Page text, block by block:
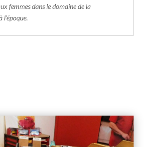
femmes dans le domaine de la
l'époque.